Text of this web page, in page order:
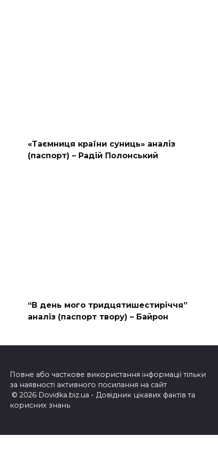
«Таємниця країни суниць» аналіз
(паспорт) – Радій Полонський
“В день мого тридцятишестиріччя”
аналіз (паспорт твору) – Байрон
Повне або часткове використання інформації тільки
за наявності активного посилання на сайт
© 2026 Dovidka.biz.ua - Довідник цікавих фактів та
корисних знань